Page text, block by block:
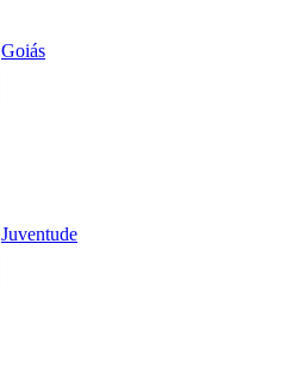
Goiás
Juventude